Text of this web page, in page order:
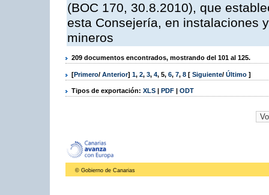
(BOC 170, 30.8.2010), que
esta Consejería, en instalaciones
mineros
209 documentos encontrados, mostrando del 101 al 125.
[Primero/ Anterior] 1, 2, 3, 4, 5, 6, 7, 8 [ Siguiente/ Último ]
Tipos de exportación: XLS | PDF | ODT
© Gobierno de Canarias